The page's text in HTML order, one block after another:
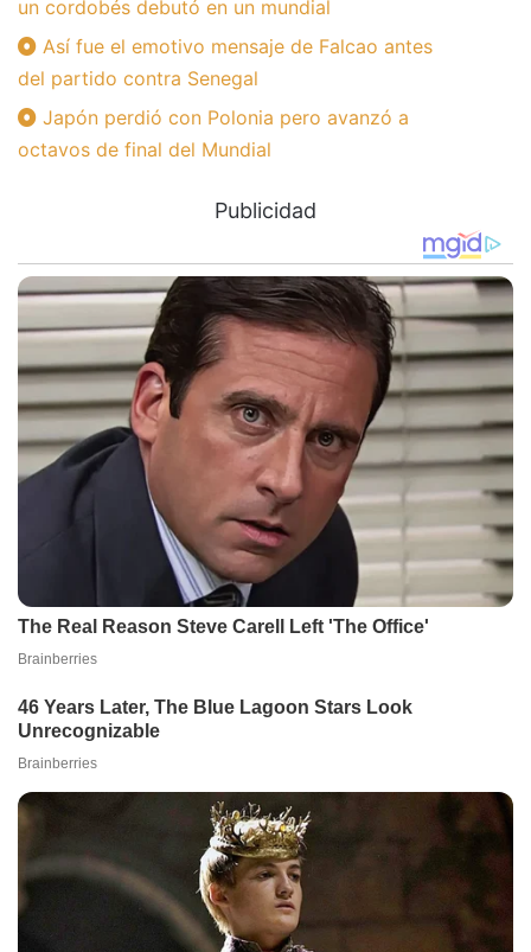
un cordobés debutó en un mundial
Así fue el emotivo mensaje de Falcao antes
del partido contra Senegal
Japón perdió con Polonia pero avanzó a
octavos de final del Mundial
Publicidad